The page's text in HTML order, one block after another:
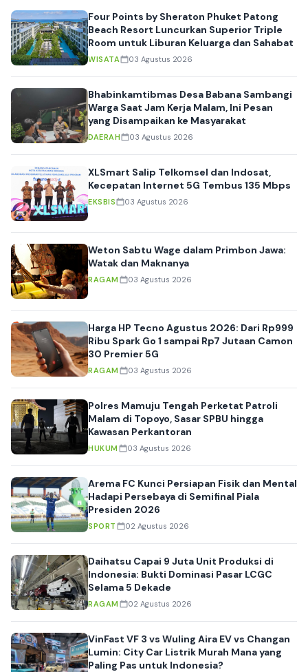
Four Points by Sheraton Phuket Patong
Beach Resort Luncurkan Superior Triple
Room untuk Liburan Keluarga dan Sahabat
WISATA 03 Agustus 2026
Bhabinkamtibmas Desa Babana Sambangi
Warga Saat Jam Kerja Malam, Ini Pesan
yang Disampaikan ke Masyarakat
DAERAH 03 Agustus 2026
XLSmart Salip Telkomsel dan Indosat,
Kecepatan Internet 5G Tembus 135 Mbps
EKSBIS 03 Agustus 2026
Weton Sabtu Wage dalam Primbon Jawa:
Watak dan Maknanya
RAGAM 03 Agustus 2026
Harga HP Tecno Agustus 2026: Dari Rp999
Ribu Spark Go 1 sampai Rp7 Jutaan Camon
30 Premier 5G
RAGAM 03 Agustus 2026
Polres Mamuju Tengah Perketat Patroli
Malam di Topoyo, Sasar SPBU hingga
Kawasan Perkantoran
HUKUM 03 Agustus 2026
Arema FC Kunci Persiapan Fisik dan Mental
Hadapi Persebaya di Semifinal Piala
Presiden 2026
SPORT 02 Agustus 2026
Daihatsu Capai 9 Juta Unit Produksi di
Indonesia: Bukti Dominasi Pasar LCGC
Selama 5 Dekade
RAGAM 02 Agustus 2026
VinFast VF 3 vs Wuling Aira EV vs Changan
Lumin: City Car Listrik Murah Mana yang
Paling Pas untuk Indonesia?